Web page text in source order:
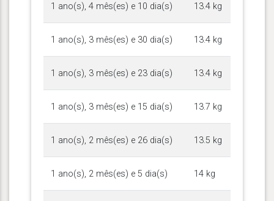
1 ano(s), 4 mês(es) e 10 dia(s) 13.4 kg
1 ano(s), 3 mês(es) e 30 dia(s) 13.4 kg
1 ano(s), 3 mês(es) e 23 dia(s) 13.4 kg
1 ano(s), 3 mês(es) e 15 dia(s) 13.7 kg
1 ano(s), 2 mês(es) e 26 dia(s) 13.5 kg
1 ano(s), 2 mês(es) e 5 dia(s) 14 kg